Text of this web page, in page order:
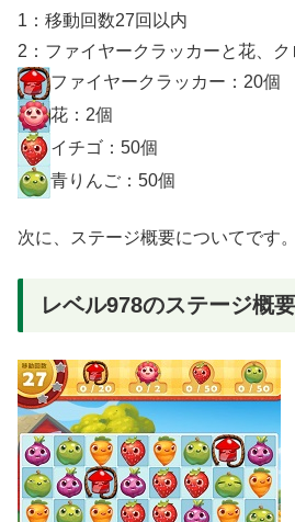
1：移動回数27回以内
2：ファイヤークラッカーと花、
ファイヤークラッカー：20個
花：2個
イチゴ：50個
青りんご：50個
次に、ステージ概要についてです。
レベル978のステージ概要